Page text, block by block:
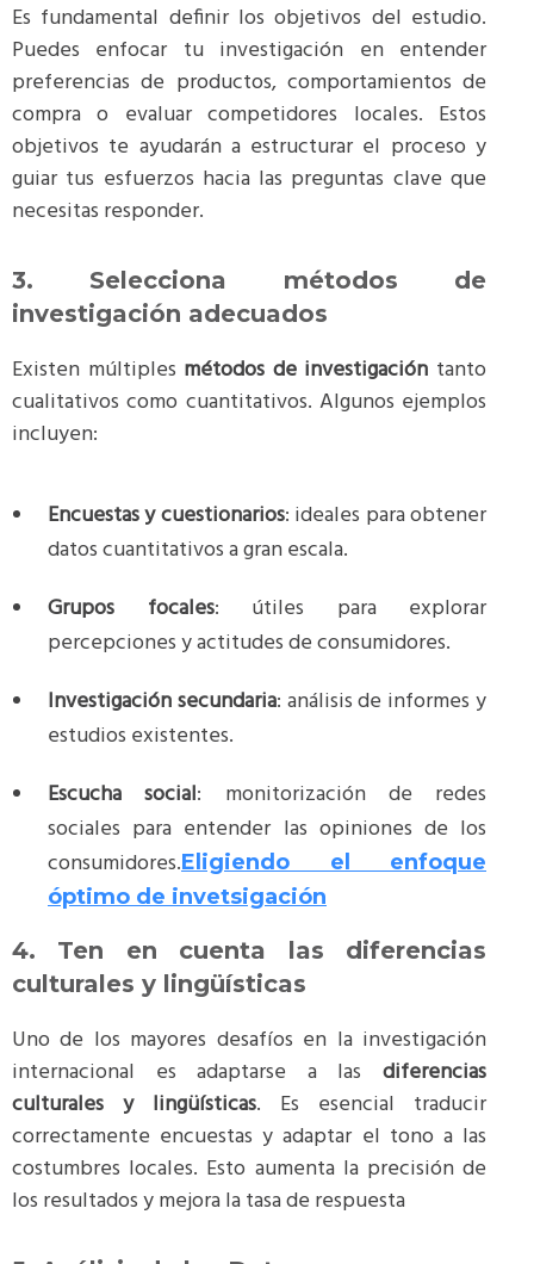
Es fundamental definir los objetivos del estudio.
Puedes enfocar tu investigación en entender
preferencias de productos, comportamientos de
compra o evaluar competidores locales. Estos
objetivos te ayudarán a estructurar el proceso y
guiar tus esfuerzos hacia las preguntas clave que
necesitas responder.
3. Selecciona métodos de
investigación adecuados
Existen múltiples métodos de investigación tanto
cualitativos como cuantitativos. Algunos ejemplos
incluyen:
Encuestas y cuestionarios: ideales para obtener
datos cuantitativos a gran escala.
Grupos focales: útiles para explorar
percepciones y actitudes de consumidores.
Investigación secundaria: análisis de informes y
estudios existentes.
Escucha social: monitorización de redes
sociales para entender las opiniones de los
consumidores​.Eligiendo el enfoque
óptimo de invetsigación
4. Ten en cuenta las diferencias
culturales y lingüísticas
Uno de los mayores desafíos en la investigación
internacional es adaptarse a las diferencias
culturales y lingüísticas. Es esencial traducir
correctamente encuestas y adaptar el tono a las
costumbres locales. Esto aumenta la precisión de
los resultados y mejora la tasa de respuesta